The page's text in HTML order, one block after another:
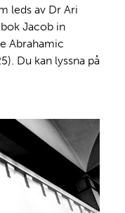
leds av Dr Ari
Jacob in
Abrahamic
Du kan lyssna på